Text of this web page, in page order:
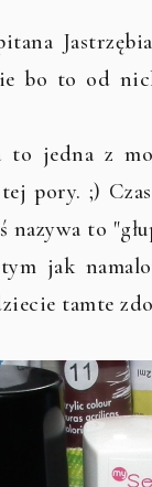
bo to od
to jedna z
pory. ;)
to
jak
tamte